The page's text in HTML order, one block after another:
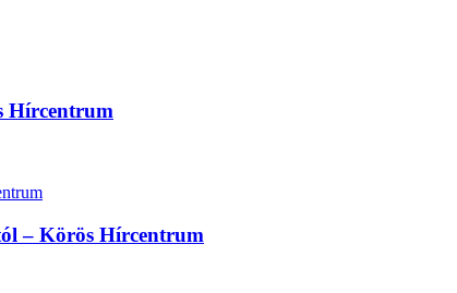
Hírcentrum
– Körös Hírcentrum